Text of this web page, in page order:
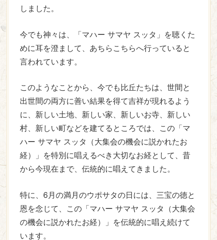
しました。
今でも神々は、「マハー サマヤ スッタ」を聴くた
めに耳を澄まして、あちらこちらへ行っていると
言われています。
このようなことから、今でも比丘たちは、世間と
出世間の両方に善い結果を得て吉祥が現れるよう
に、新しい土地、新しい家、新しいお寺、新しい
村、新しい町などを建てるところでは、この「マ
ハー サマヤ スッタ（大集会の機会に説かれたお
経）」を特別に唱えるべき大切なお経として、昔
から今現在まで、伝統的に唱えてきました。
特に、6月の満月のウポサタの日には、三宝の徳と
恩を念じて、この「マハー サマヤ スッタ（大集会
の機会に説かれたお経）」を伝統的に唱え続けて
います。